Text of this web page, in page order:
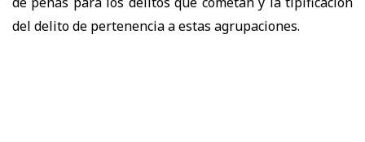
del delito de pertenencia a estas agrupaciones.